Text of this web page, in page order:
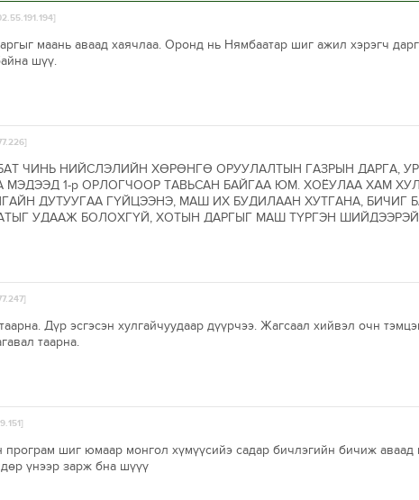
маань аваад хаячлаа. Оронд нь Нямбаатар шиг ажил хэрэгч
шүү.
ЧИНЬ НИЙСЛЭЛИЙН ХӨРӨНГӨ ОРУУЛАЛТЫН ГАЗРЫН ДАРГА,
МЭДЭЭД 1-р ОРЛОГЧООР ТАВЬСАН БАЙГАА ЮМ. ХОЁУЛАА ХАМ
ДУТУУГАА ГҮЙЦЭЭНЭ, МАШ ИХ БУДИЛААН ХУТГАНА, БИЧИГ
УДААЖ БОЛОХГҮЙ, ХОТЫН ДАРГЫГ МАШ ТҮРГЭН
Дүр эсгэсэн хулгайчуудаар дүүрчээ. Жагсаал хийвэл очн
таарна.
шиг юмаар монгол хүмүүсийэ садар бичлэгийн бичиж аваад
үнээр зарж бна шүүү